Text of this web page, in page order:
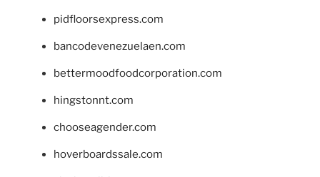
pidfloorsexpress.com
bancodevenezuelaen.com
bettermoodfoodcorporation.com
hingstonnt.com
chooseagender.com
hoverboardssale.com